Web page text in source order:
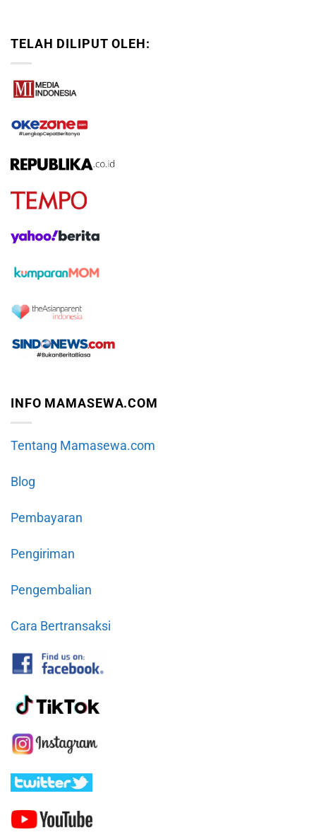
TELAH DILIPUT OLEH:
INFO MAMASEWA.COM
Tentang Mamasewa.com
Blog
Pembayaran
Pengiriman
Pengembalian
Cara Bertransaksi